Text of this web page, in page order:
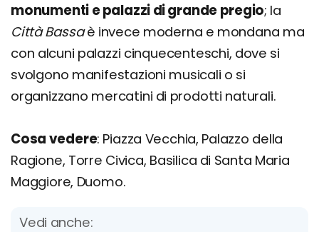
monumenti e palazzi di grande pregio; la
Città Bassaè invece moderna e mondana ma
con alcuni palazzi cinquecenteschi, dove si
svolgono manifestazioni musicali o si
organizzano mercatini di prodotti naturali.
Cosa vedere: Piazza Vecchia, Palazzo della
Ragione, Torre Civica, Basilica di Santa Maria
Maggiore, Duomo.
Vedi anche: